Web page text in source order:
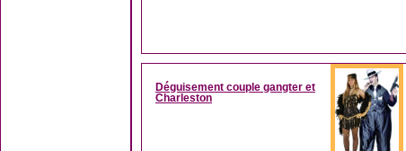
Déguisement couple gangter et
Charleston